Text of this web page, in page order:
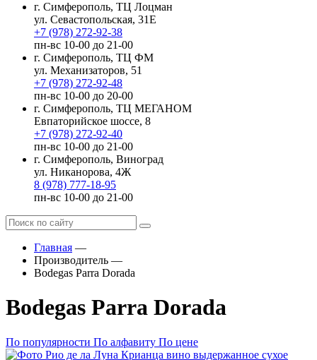
г. Симферополь, ТЦ Лоцман
ул. Севастопольская, 31Е
+7 (978) 272-92-38
пн-вс 10-00 до 21-00
г. Симферополь, ТЦ ФМ
ул. Механизаторов, 51
+7 (978) 272-92-48
пн-вс 10-00 до 20-00
г. Симферополь, ТЦ МЕГАНОМ
Евпаторийское шоссе, 8
+7 (978) 272-92-40
пн-вс 10-00 до 21-00
г. Симферополь, Виноград
ул. Никанорова, 4Ж
8 (978) 777-18-95
пн-вс 10-00 до 21-00
Главная —
Производитель —
Bodegas Parra Dorada
Bodegas Parra Dorada
По популярности По алфавиту По цене